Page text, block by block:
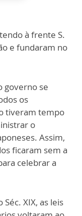
à frente S.
e fundaram no
governo se
os
tiveram tempo
o
Assim,
ficaram sem a
celebrar a
XIX, as leis